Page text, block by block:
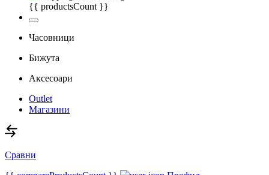
{{ productsCount }}
Часовници
Бижута
Аксесоари
Outlet
Магазини
Сравни